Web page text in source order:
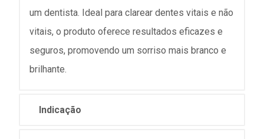
um dentista. Ideal para clarear dentes vitais e não
vitais, o produto oferece resultados eficazes e
seguros, promovendo um sorriso mais branco e
brilhante.
Indicação